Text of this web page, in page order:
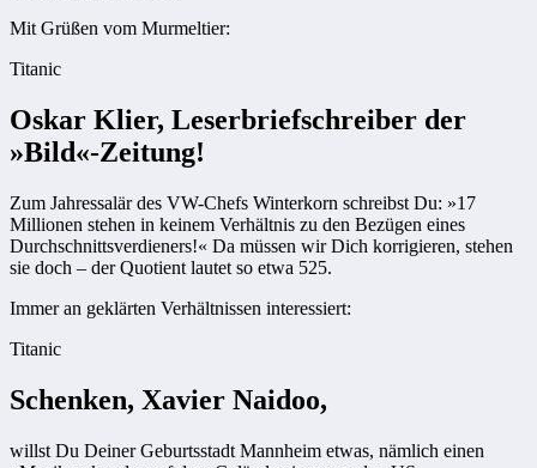
Mit Grüßen vom Murmeltier:
Titanic
Oskar Klier, Leserbriefschreiber der
»Bild«-Zeitung!
Zum Jahressalär des VW-Chefs Winterkorn schreibst Du: »17
Millionen stehen in keinem Verhältnis zu den Bezügen eines
Durchschnittsverdieners!« Da müssen wir Dich korrigieren, stehen
sie doch – der Quotient lautet so etwa 525.
Immer an geklärten Verhältnissen interessiert:
Titanic
Schenken, Xavier Naidoo,
willst Du Deiner Geburtsstadt Mannheim etwas, nämlich einen